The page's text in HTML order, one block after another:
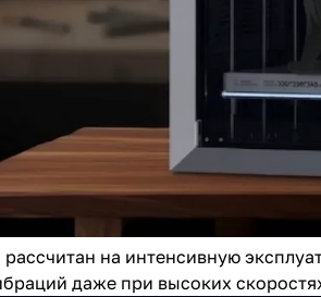
на интенсивную
даже при высоких